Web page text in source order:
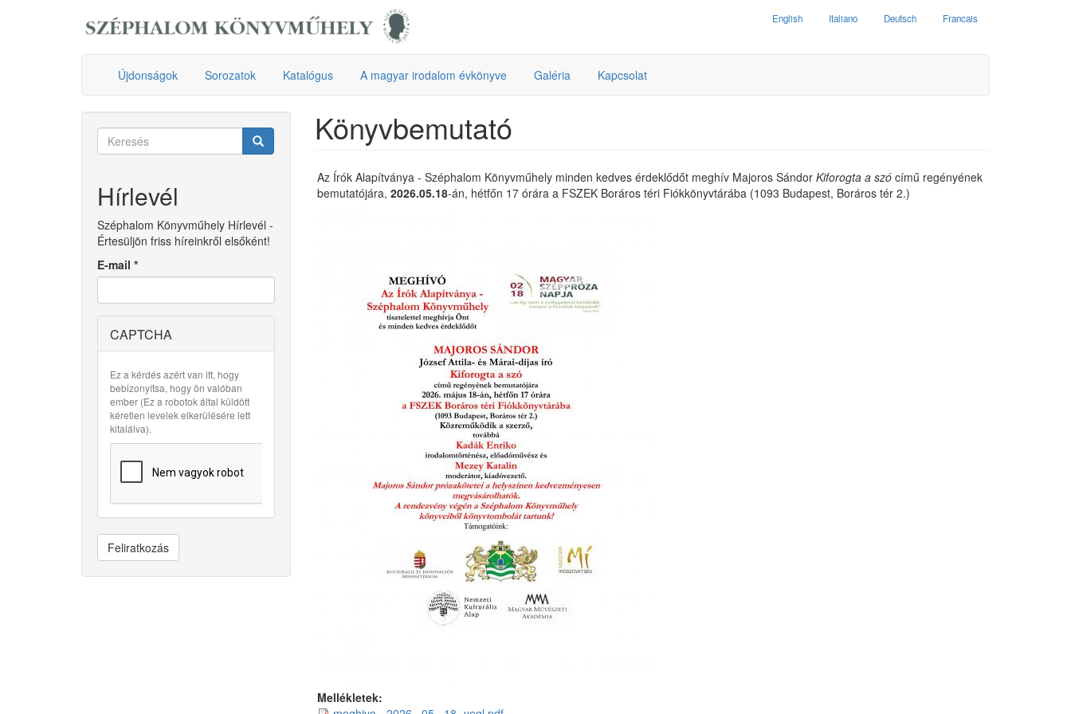
English Italiano Deutsch Francais
Újdonságok Sorozatok Katalógus A magyar irodalom évkönyve Galéria Kapcsolat
Keresés
Hírlevél
Széphalom Könyvműhely Hírlevél -
Értesüljön friss híreinkről elsőként!
E-mail *
CAPTCHA
Ez a kérdés azért van itt, hogy
bebizonyítsa, hogy ön valóban
ember (Ez a robotok által küldött
kéretlen levelek elkerülésére lett
kitalálva).
Feliratkozás
Könyvbemutató
Az Írók Alapítványa - Széphalom Könyvműhely minden kedves érdeklődőt meghív Majoros Sándor Kiforogta a szócímű regényének
bemutatójára, 2026.05.18-án, hétfőn 17 órára a FSZEK Boráros téri Fiókkönyvtárába (1093 Budapest, Boráros tér 2.)
Mellékletek: